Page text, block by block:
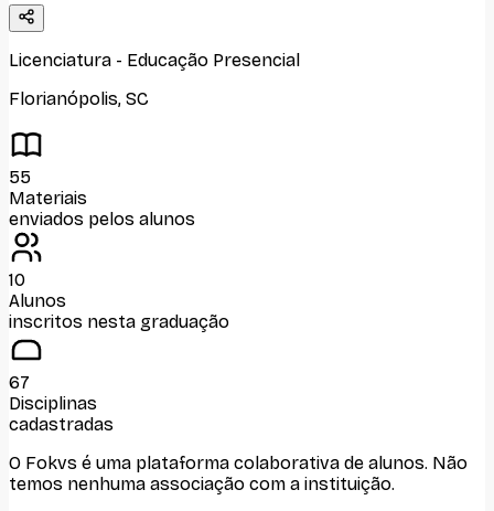
Licenciatura - Educação Presencial
Florianópolis, SC
55
Materiais
enviados pelos alunos
10
Alunos
inscritos nesta graduação
67
Disciplinas
cadastradas
O Fokvs é uma plataforma colaborativa de alunos. Não
temos nenhuma associação com a instituição.